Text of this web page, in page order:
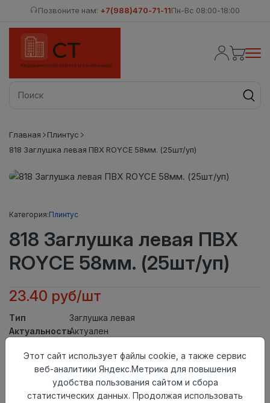
Позвоните нам: +7(988)470-71-11Пн-Вс 08:00-18:00
Главная
Плинтус
818 Заглушка левая ПВХ ROYCE 58мм. (25шт/уп)
Категория:Плинтус
818 Заглушка левая ПВХ
ROYCE 58мм. (25шт/уп)
23.40 руб/шт
Тип
Заглушка левая
АктуальностьАктуален
Осталось86 шт
Добавить в корзину
Этот сайт использует файлы cookie, а также сервис
веб-аналитики Яндекс.Метрика для повышения
удобства пользования сайтом и сбора
статистических данных. Продолжая использовать